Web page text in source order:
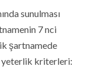
sunulması
7 nci
şartnamede
yeterlik kriterleri: